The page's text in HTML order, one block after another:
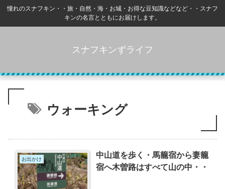
憧れのスナフキン・・旅・自然・海・お城・お得な豆知識などなど・・スナフ
キンの名言とともにお届けします。
スナフキンずライフ
ウォーキング
お出かけ
中山道を歩く・馬籠宿から妻籠
宿へ木曽路はすべて山の中・・